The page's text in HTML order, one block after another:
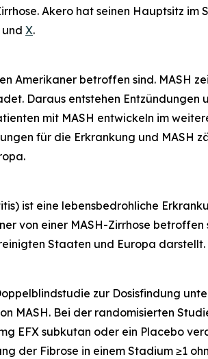
Akero hat seinen Hauptsitz im
und X.
Amerikaner betroffen sind. MASH
Daraus entstehen Entzündungen
mit MASH entwickeln im
für die Erkrankung und MASH
ist eine lebensbedrohliche
von einer MASH-Zirrhose
Staaten und Europa darstellt.
zur Dosisfindung
MASH. Bei der randomisierten
EFX subkutan oder ein Placebo
der Fibrose in einem Stadium ≥1